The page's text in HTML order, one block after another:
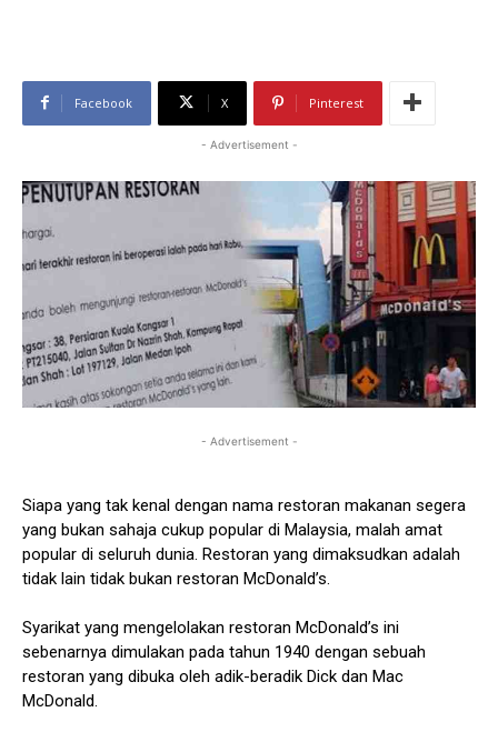
Facebook X Pinterest
- Advertisement -
- Advertisement -
Siapa yang tak kenal dengan nama restoran makanan segera
yang bukan sahaja cukup popular di Malaysia, malah amat
popular di seluruh dunia. Restoran yang dimaksudkan adalah
tidak lain tidak bukan restoran McDonald’s.
Syarikat yang mengelolakan restoran McDonald’s ini
sebenarnya dimulakan pada tahun 1940 dengan sebuah
restoran yang dibuka oleh adik-beradik Dick dan Mac
McDonald.